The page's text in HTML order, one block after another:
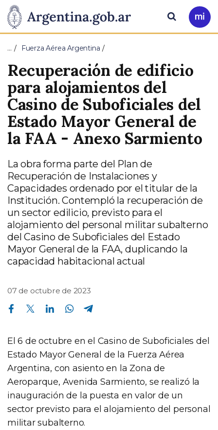
Presidencia
de
la
Nación
Pasar al contenido principal
Ir
a
Buscar
… Fuerza Aérea Argentina
Recuperación de edificio
para alojamientos del
Casino de Suboficiales del
Estado Mayor General de
la FAA - Anexo Sarmiento
La obra forma parte del Plan de
Recuperación de Instalaciones y
Capacidades ordenado por el titular de la
Institución. Contempló la recuperación de
un sector edilicio, previsto para el
alojamiento del personal militar subalterno
del Casino de Suboficiales del Estado
Mayor General de la FAA, duplicando la
capacidad habitacional actual
07 de octubre de 2023
Compartir en Facebook Compartir en Twitter Compartir en Linkedin Compartir en Whatsapp
El 6 de octubre en el Casino de Suboficiales del
Estado Mayor General de la Fuerza Aérea
Argentina, con asiento en la Zona de
Aeroparque, Avenida Sarmiento, se realizó la
inauguración de la puesta en valor de un
sector previsto para el alojamiento del personal
militar subalterno.